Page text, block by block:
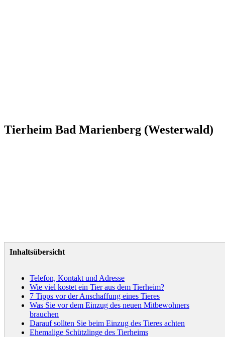
Tierheim Bad Marienberg (Westerwald)
Inhaltsübersicht
Telefon, Kontakt und Adresse
Wie viel kostet ein Tier aus dem Tierheim?
7 Tipps vor der Anschaffung eines Tieres
Was Sie vor dem Einzug des neuen Mitbewohners
brauchen
Darauf sollten Sie beim Einzug des Tieres achten
Ehemalige Schützlinge des Tierheims